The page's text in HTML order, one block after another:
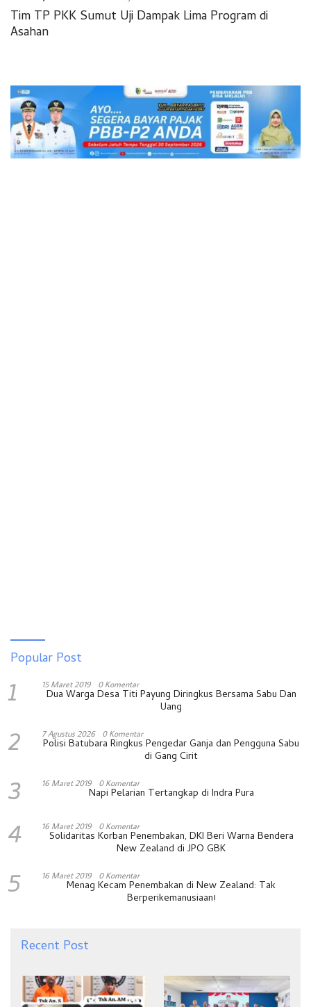
Tim TP PKK Sumut Uji Dampak Lima Program di
Asahan
Popular Post
1 15 Maret 2019 0 Komentar
Dua Warga Desa Titi Payung Diringkus Bersama Sabu Dan
Uang
2 7 Agustus 2026 0 Komentar
Polisi Batubara Ringkus Pengedar Ganja dan Pengguna Sabu
di Gang Cirit
3 16 Maret 2019 0 Komentar
Napi Pelarian Tertangkap di Indra Pura
4 16 Maret 2019 0 Komentar
Solidaritas Korban Penembakan, DKI Beri Warna Bendera
New Zealand di JPO GBK
5 16 Maret 2019 0 Komentar
Menag Kecam Penembakan di New Zealand: Tak
Berperikemanusiaan!
Recent Post